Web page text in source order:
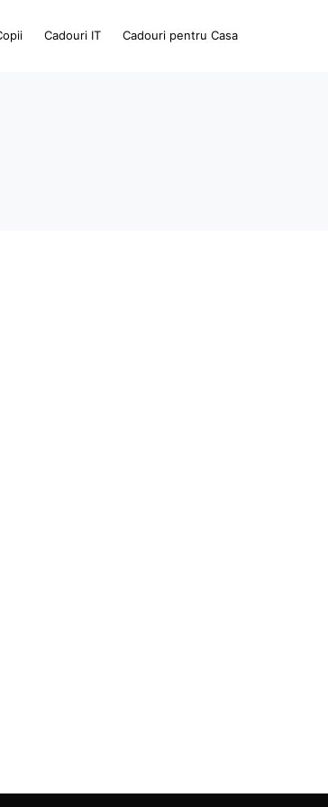
Cadouri IT Cadouri pentru Casa